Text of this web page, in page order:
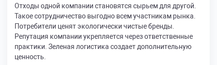
Отходы одной компании становятся сырьем для другой.
Такое сотрудничество выгодно всем участникам рынка.
Потребители ценят экологически чистые бренды.
Репутация компании укрепляется через ответственные
практики. Зеленая логистика создает дополнительную
ценность.